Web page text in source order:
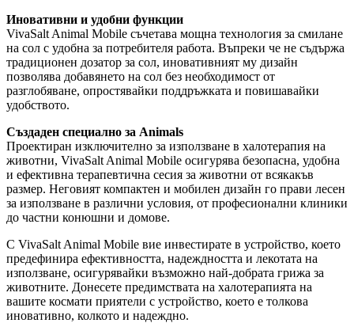
Иновативни и удобни функции
VivaSalt Animal Mobile съчетава мощна технология за смилане
на сол с удобна за потребителя работа. Въпреки че не съдържа
традиционен дозатор за сол, иновативният му дизайн
позволява добавянето на сол без необходимост от
разглобяване, опростявайки поддръжката и повишавайки
удобството.
Създаден специално за Animals
Проектиран изключително за използване в халотерапия на
животни, VivaSalt Animal Mobile осигурява безопасна, удобна
и ефективна терапевтична сесия за животни от всякакъв
размер. Неговият компактен и мобилен дизайн го прави лесен
за използване в различни условия, от професионални клиники
до частни конюшни и домове.
С VivaSalt Animal Mobile вие инвестирате в устройство, което
предефинира ефективността, надеждността и лекотата на
използване, осигурявайки възможно най-добрата грижа за
животните. Донесете предимствата на халотерапията на
вашите космати приятели с устройство, което е толкова
иновативно, колкото и надеждно.